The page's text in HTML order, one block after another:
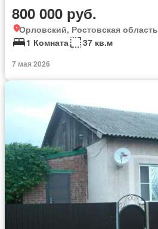
800 000 руб.
Орловский, Ростовская область
1 Комната
37 кв.м
7 мая 2026